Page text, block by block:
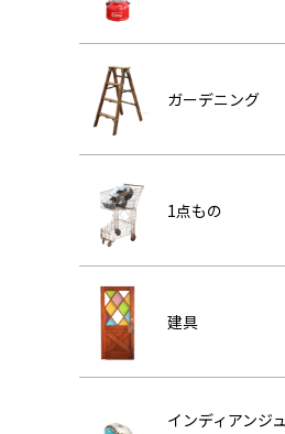
ガーデニング
1点もの
建具
インディアンジ